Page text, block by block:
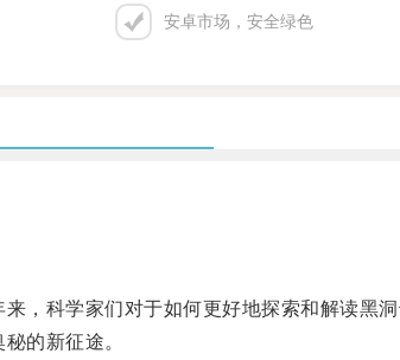
安卓市场，安全绿色
科学家们对于如何更好地探索和解读黑洞
的新征途。